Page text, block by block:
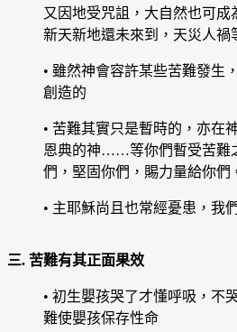
又因地受咒詛，大自然也可成
新天新地還未來到，天災人禍
• 雖然神會容許某些苦難發生
創造的
• 苦難其實只是暫時的，亦在
恩典的神……等你們暫受苦難
們，堅固你們，賜力量給你們
• 主耶穌尚且也常經憂患，我
三. 苦難有其正面果效
• 初生嬰孩哭了才懂呼吸，不
難使嬰孩保存性命